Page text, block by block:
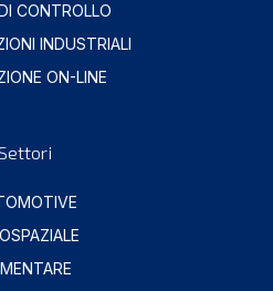
CONTROLLO
INDUSTRIALI
ON-LINE